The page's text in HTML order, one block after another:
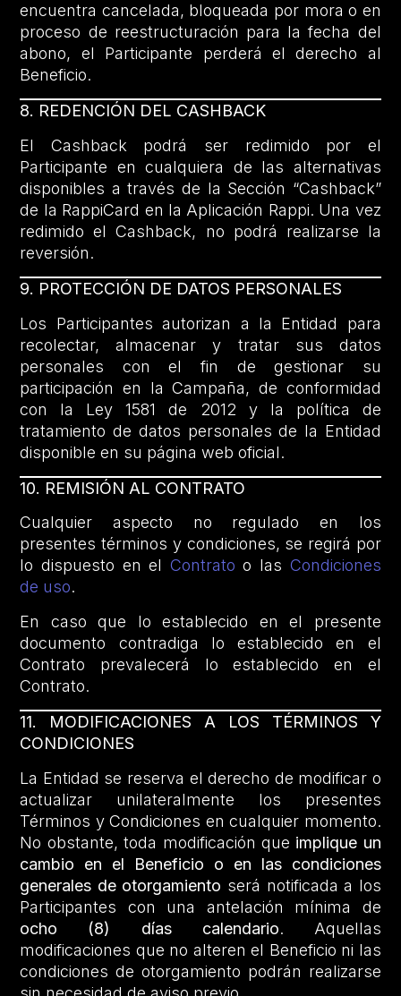
encuentra cancelada, bloqueada por mora o en
proceso de reestructuración para la fecha del
abono, el Participante perderá el derecho al
Beneficio.
8. REDENCIÓN DEL CASHBACK
El Cashback podrá ser redimido por el
Participante en cualquiera de las alternativas
disponibles a través de la Sección “Cashback”
de la RappiCard en la Aplicación Rappi. Una vez
redimido el Cashback, no podrá realizarse la
reversión.
9. PROTECCIÓN DE DATOS PERSONALES
Los Participantes autorizan a la Entidad para
recolectar, almacenar y tratar sus datos
personales con el fin de gestionar su
participación en la Campaña, de conformidad
con la Ley 1581 de 2012 y la política de
tratamiento de datos personales de la Entidad
disponible en su página web oficial.
10. REMISIÓN AL CONTRATO
Cualquier aspecto no regulado en los
presentes términos y condiciones, se regirá por
lo dispuesto en el Contratoo las Condiciones
de uso.
En caso que lo establecido en el presente
documento contradiga lo establecido en el
Contrato prevalecerá lo establecido en el
Contrato.
11. MODIFICACIONES A LOS TÉRMINOS Y
CONDICIONES
La Entidad se reserva el derecho de modificar o
actualizar unilateralmente los presentes
Términos y Condiciones en cualquier momento.
No obstante, toda modificación que implique un
cambio en el Beneficio o en las condiciones
generales de otorgamiento será notificada a los
Participantes con una antelación mínima de
ocho (8) días calendario. Aquellas
modificaciones que no alteren el Beneficio ni las
condiciones de otorgamiento podrán realizarse